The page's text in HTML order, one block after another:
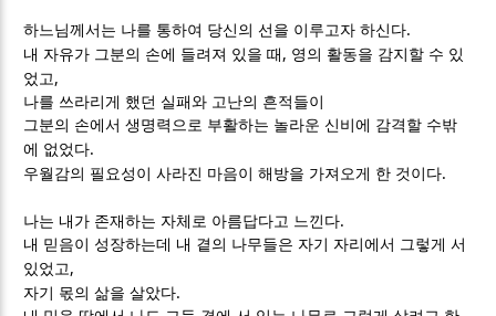
하느님께서는 나를 통하여 당신의 선을 이루고자 하신다.
내 자유가 그분의 손에 들려져 있을 때 , 영의 활동을 감지할 수 있
었고 ,
나를 쓰라리게 했던 실패와 고난의 흔적들이
그분의 손에서 생명력으로 부활하는 놀라운 신비에 감격할 수밖
에 없었다.
우월감의 필요성이 사라진 마음이 해방을 가져오게 한 것이다.
나는 내가 존재하는 자체로 아름답다고 느낀다.
내 믿음이 성장하는데 내 곁의 나무들은 자기 자리에서 그렇게 서
있었고 ,
자기 몫의 삶을 살았다.